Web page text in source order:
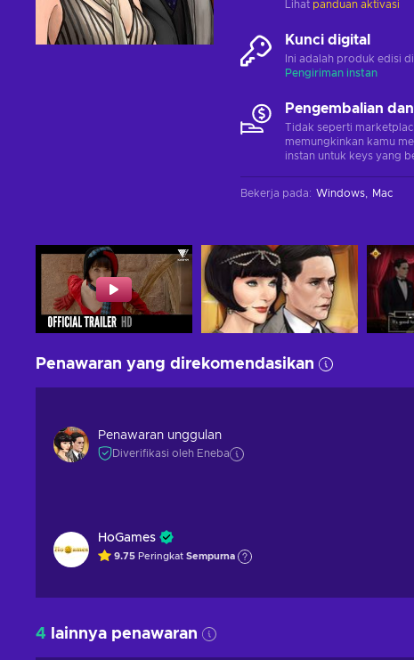
Lihat panduan aktivasi
Kunci digital
Ini adalah produk edisi
Pengiriman instan
Pengembalian
Tidak seperti
memungkinkan kamu
instan untuk keys yang
Bekerja pada: Windows Mac
Penawaran yang direkomendasikan
Penawaran unggulan
Diverifikasi oleh Eneba
HoGames
9.75 Peringkat Sempurna
4 lainnya penawaran